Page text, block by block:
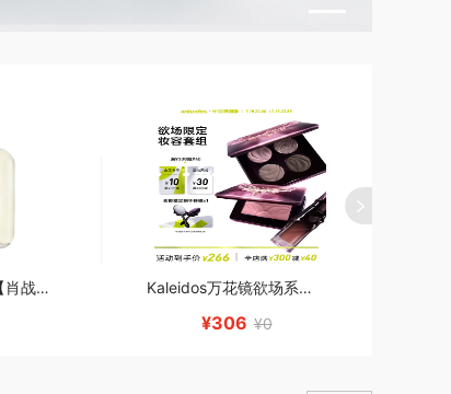
RALPH LAUREN【肖战同款】 拉夫劳伦地球系列 淡香氛 新年礼物 地球 100ml套组 Kaleidos万花镜欲场系列唇蜜腮红眼影盘套组唇釉005名利场103P09
¥306 ¥0